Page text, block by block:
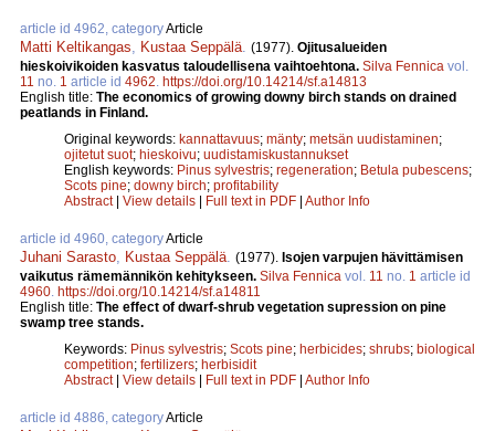
article id 4962, categoryArticle
Matti Keltikangas Kustaa Seppälä (1977). Ojitusalueiden
hieskoivikoiden kasvatus taloudellisena vaihtoehtona. Silva Fennica vol.
11 no. 1 article id 4962 https://doi.org/10.14214/sf.a14813
English title: The economics of growing downy birch stands on drained
peatlands in Finland.
Original keywords: kannattavuus; mänty; metsän uudistaminen;
ojitetut suot; hieskoivu; uudistamiskustannukset
English keywords: Pinus sylvestris; regeneration; Betula pubescens;
Scots pine; downy birch; profitability
Abstract| View details | Full text in PDF | Author Info
article id 4960, categoryArticle
Juhani Sarasto Kustaa Seppälä (1977). Isojen varpujen hävittämisen
vaikutus rämemännikön kehitykseen. Silva Fennica vol. 11 no. 1 article id
4960 https://doi.org/10.14214/sf.a14811
English title: The effect of dwarf-shrub vegetation supression on pine
swamp tree stands.
Keywords: Pinus sylvestris; Scots pine; herbicides; shrubs; biological
competition; fertilizers; herbisidit
Abstract| View details | Full text in PDF | Author Info
article id 4886, categoryArticle